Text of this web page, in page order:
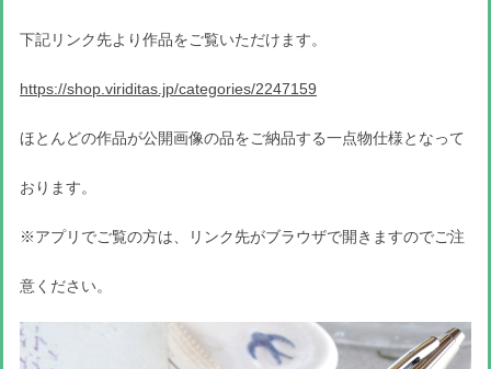
下記リンク先より作品をご覧いただけます。
https://shop.viriditas.jp/categories/2247159
ほとんどの作品が公開画像の品をご納品する一点物仕様となって
おります。
※アプリでご覧の方は、リンク先がブラウザで開きますのでご注
意ください。